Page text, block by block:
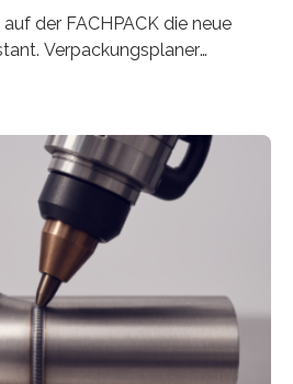
der FACHPACK die neue
Verpackungsplaner
und in der Zulieferindustrie.
Die Anordnung kann
und erhält so mehr Kontrolle
der Bauteile. Die ebenfalls neue
dient dazu, die Software
– Zur Messe FACHPACK
in Nürnberg…